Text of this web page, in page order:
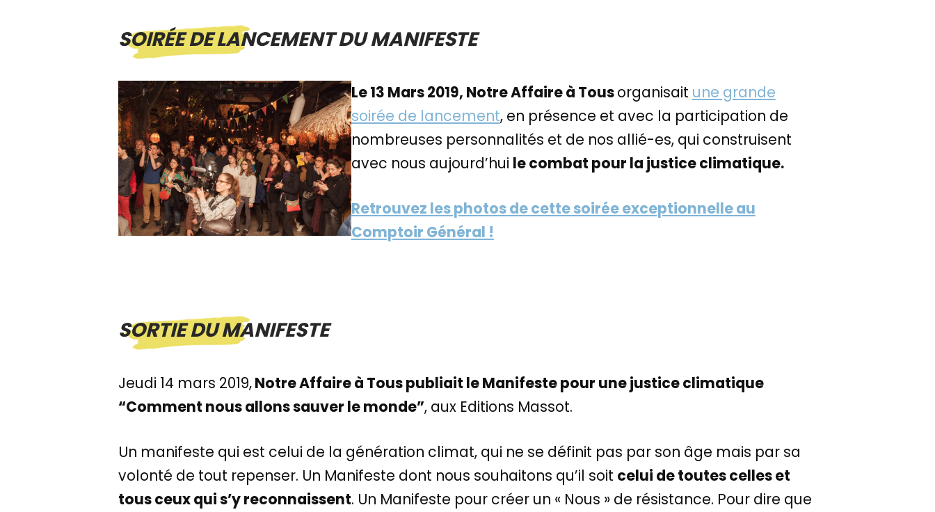
SOIRÉE DE LANCEMENT DU MANIFESTE
Le 13 Mars 2019, Notre Affaire à Tousorganisait une grande
soirée de lancement, en présence et avec la participation de
nombreuses personnalités et de nos allié-es, qui construisent
avec nous aujourd’hui le combat pour la justice climatique.
Retrouvez les photos de cette soirée exceptionnelle au
Comptoir Général !
SORTIE DU MANIFESTE
Jeudi 14 mars 2019,Notre Affaire à Tous publiait le Manifeste pour une justice climatique
“Comment nous allons sauver le monde”, aux Editions Massot.
Un manifeste qui est celui de la génération climat, qui ne se définit pas par son âge mais par sa
volonté de tout repenser. Un Manifeste dont nous souhaitons qu’il soit celui de toutes celles et
tous ceux qui s’y reconnaissent. Un Manifeste pour créer un « Nous » de résistance. Pour dire que